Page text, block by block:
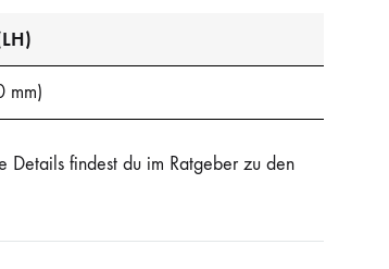
mm)
Details findest du im Ratgeber zu den